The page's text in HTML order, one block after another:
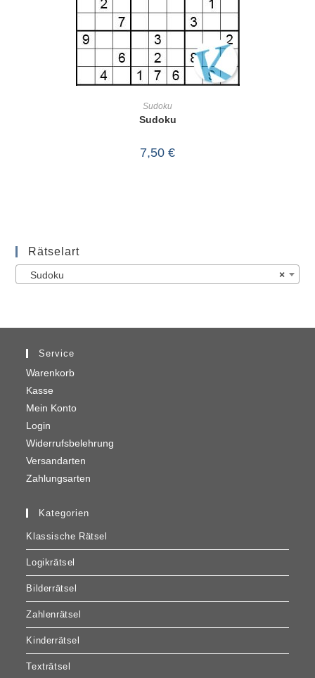
Sudoku
Sudoku
7,50 €
Rätselart
×
Sudoku
Service
Warenkorb
Kasse
Mein Konto
Login
Widerrufsbelehrung
Versandarten
Zahlungsarten
Kategorien
Klassische Rätsel
Logikrätsel
Bilderrätsel
Zahlenrätsel
Kinderrätsel
Texträtsel